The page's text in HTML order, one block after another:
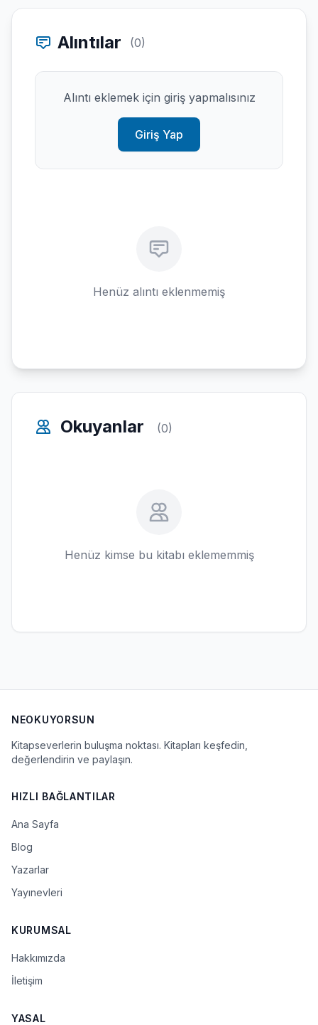
Alıntılar (0)
Alıntı eklemek için giriş yapmalısınız
Giriş Yap
Henüz alıntı eklenmemiş
Okuyanlar (0)
Henüz kimse bu kitabı eklememmiş
NEOKUYORSUN
Kitapseverlerin buluşma noktası. Kitapları keşfedin,
değerlendirin ve paylaşın.
HIZLI BAĞLANTILAR
Ana Sayfa
Blog
Yazarlar
Yayınevleri
KURUMSAL
Hakkımızda
İletişim
YASAL